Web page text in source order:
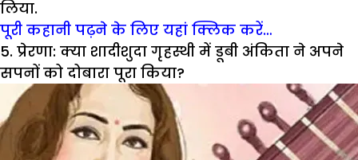
लिया.
पूरी कहानी पढ़ने के लिए यहां क्लिक करें…
5. प्रेरणा: क्या शादीशुदा गृहस्थी में डूबी अंकिता ने अपने
सपनों को दोबारा पूरा किया?